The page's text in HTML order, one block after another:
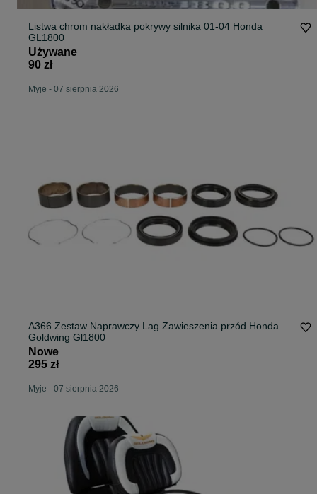
Listwa chrom nakładka pokrywy silnika 01-04 Honda
GL1800
Używane
90 zł
Myje - 07 sierpnia 2026
A366 Zestaw Naprawczy Lag Zawieszenia przód Honda
Goldwing Gl1800
Nowe
295 zł
Myje - 07 sierpnia 2026